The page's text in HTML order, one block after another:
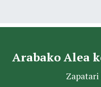
Arabako Alea
Zapatari